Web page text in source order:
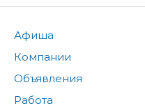
Афиша
Компании
Объявления
Работа